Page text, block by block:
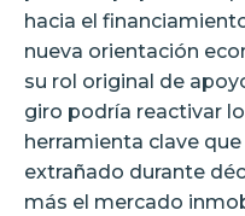
hacia el
nueva orientación
su rol original de
giro podría reactivar
herramienta clave
extrañado durante
más el mercado